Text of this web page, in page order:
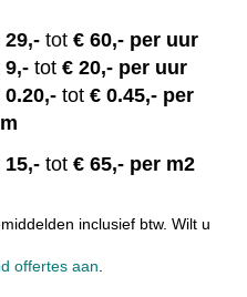
29,- tot € 60,- per uur
9,- tot € 20,- per uur
0.20,- tot € 0.45,- per
15,- tot € 65,- per m2
inclusief btw. Wilt u
offertes aan.